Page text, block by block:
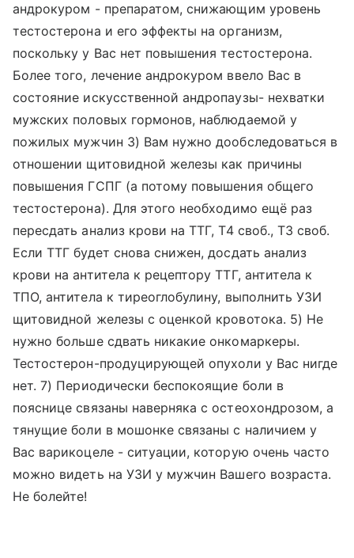
андрокуром - препаратом, снижающим уровень
тестостерона и его эффекты на организм,
поскольку у Вас нет повышения тестостерона.
Более того, лечение андрокуром ввело Вас в
состояние искусственной андропаузы- нехватки
мужских половых гормонов, наблюдаемой у
пожилых мужчин 3) Вам нужно дообследоваться в
отношении щитовидной железы как причины
повышения ГСПГ (а потому повышения общего
тестостерона). Для этого необходимо ещё раз
пересдать анализ крови на ТТГ, Т4 своб., Т3 своб.
Если ТТГ будет снова снижен, досдать анализ
крови на антитела к рецептору ТТГ, антитела к
ТПО, антитела к тиреоглобулину, выполнить УЗИ
щитовидной железы с оценкой кровотока. 5) Не
нужно больше сдвать никакие онкомаркеры.
Тестостерон-продуцирующей опухоли у Вас нигде
нет. 7) Периодически беспокоящие боли в
пояснице связаны наверняка с остеохондрозом, а
тянущие боли в мошонке связаны с наличием у
Вас варикоцеле - ситуации, которую очень часто
можно видеть на УЗИ у мужчин Вашего возраста.
Не болейте!